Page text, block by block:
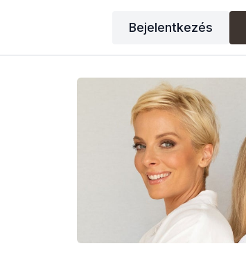
Bejelentkezés